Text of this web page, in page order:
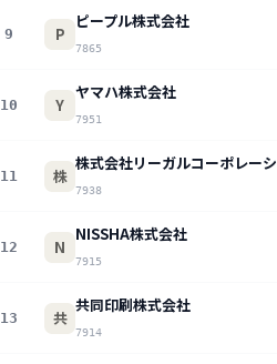
9 P
ピープル株式会社
7865
10 Y
ヤマハ株式会社
7951
11 株
株式会社リーガルコーポレー
7938
12 N
NISSHA株式会社
7915
13 共
共同印刷株式会社
7914